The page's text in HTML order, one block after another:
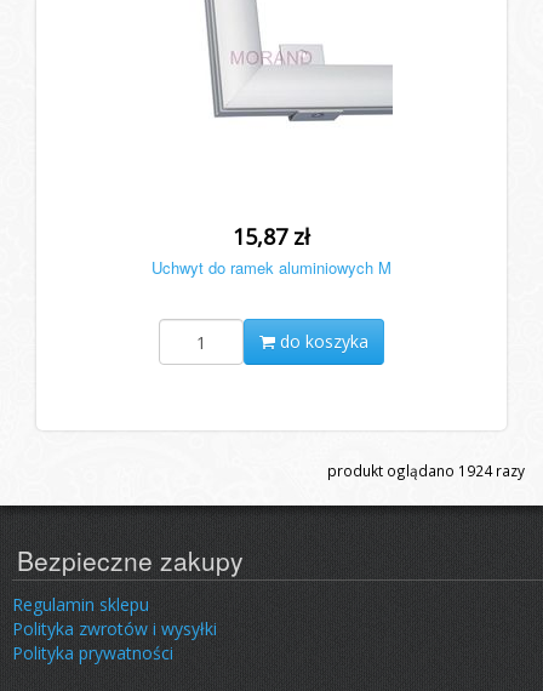
15,87 zł
Uchwyt do ramek aluminiowych M
do koszyka
produkt oglądano 1924razy
Bezpieczne zakupy
Regulamin sklepu
Polityka zwrotów i wysyłki
Polityka prywatności